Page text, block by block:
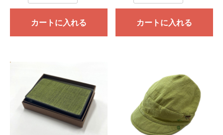
カートに入れる カートに入れる